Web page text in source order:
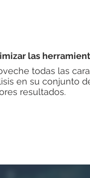
las
todas las
en su conjunto
resultados.